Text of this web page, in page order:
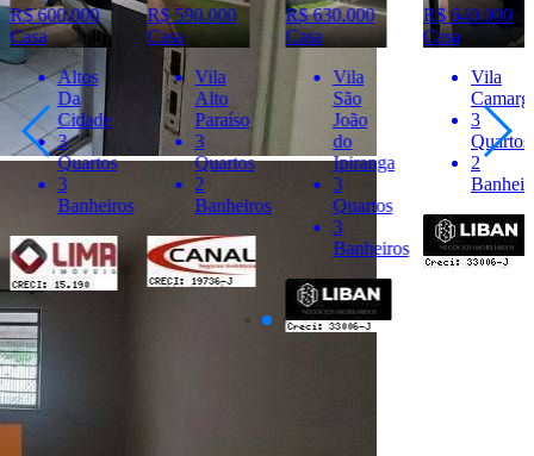
R$ 590.000
Casa
Vila
Alto
Paraíso
3
Quartos
2
Banheiros
R$ 630.000
Casa
Vila
São
João
do
Ipiranga
3
Quartos
Banheiros
R$ 640.000
Casa
Vila
Camargo
3
Quartos
2
Banheiros
R$ 600.000
Casa
Jardim
Solange
3
Quartos
2
Últimos Imóveis Visitados
venda